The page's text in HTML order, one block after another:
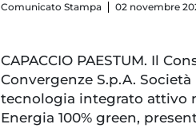
Comunicato Stampa 02 novembre
CAPACCIO PAESTUM. Il
Convergenze S.p.A.
tecnologia integrato attivo
Energia 100% green,